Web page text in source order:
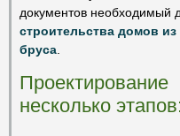
документов необходимый
строительства домов
бруса
несколько